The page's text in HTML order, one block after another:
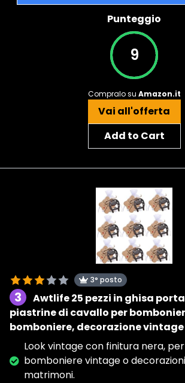
Punteggio
9
Compralo su Amazon.it
Vai all'offerta
Add to Cart
3° posto
3
Awtlife 25 pezzi in ghisa
piastrine di cavallo per
bomboniere, decorazione vintage
Look vintage con finitura nera,
bomboniere vintage o
matrimoni.